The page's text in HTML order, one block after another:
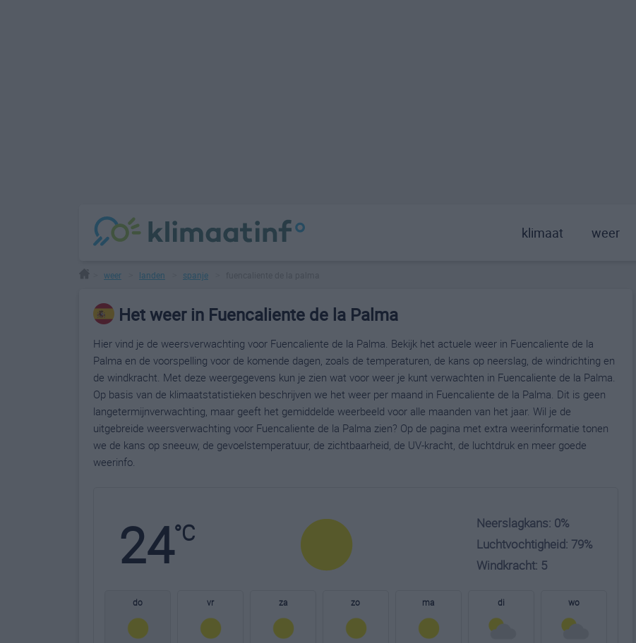
klimaat weer
weer landen spanje
Het weer in Fuencaliente de la Palma
Hier vind je de weersverwachting voor Fuencaliente de la Palma. Bekijk het actuele weer in Fuencaliente de la
Palma en de voorspelling voor de komende dagen, zoals de temperaturen, de kans op neerslag, de windrichting en
de windkracht. Met deze weergegevens kun je zien wat voor weer je kunt verwachten in Fuencaliente de la Palma.
Op basis van de klimaatstatistieken beschrijven we het weer per maand in Fuencaliente de la Palma. Dit is geen
langetermijnverwachting, maar geeft het gemiddelde weerbeeld voor alle maanden van het jaar. Wil je de
uitgebreide weersverwachting voor Fuencaliente de la Palma zien? Op de pagina met extra weerinformatie tonen
we de kans op sneeuw, de gevoelstemperatuur, de zichtbaarheid, de UV-kracht, de luchtdruk en meer goede
weerinfo.
24°C
Neerslagkans: 0%
Luchtvochtigheid: 79%
Windkracht: 5
do vr za zo ma di wo